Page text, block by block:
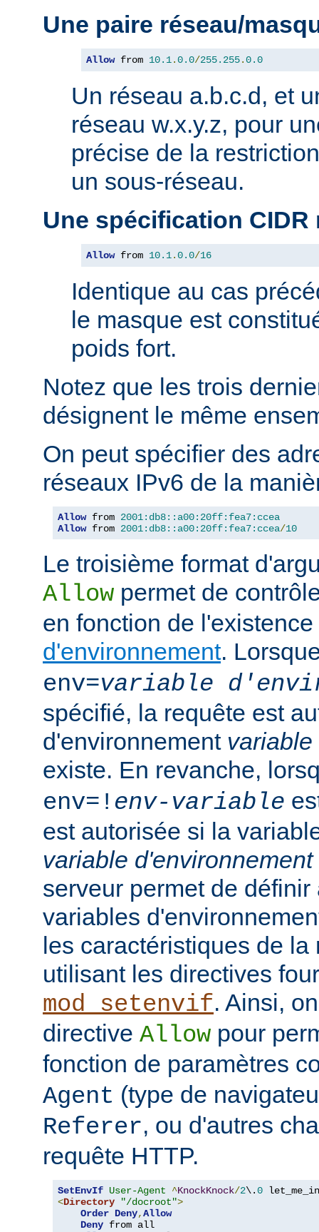
Une paire réseau/
Allow from 10.1.0.0/255.255.0.0
Un réseau a.b.c.d, et
réseau w.x.y.z, pour
précise de la
un sous-réseau.
Une spécification CIDR
Allow from 10.1.0.0/16
Identique au cas
le masque est
poids fort.
Notez que les trois
désignent le même
On peut spécifier des
réseaux IPv6 de la
Allow from 2001:db8::a00:20ff:fea7:ccea
Allow from 2001:db8::a00:20ff:fea7:ccea/10
Le troisième format
Allow permet de
en fonction de
d'environnement.
env=variable
spécifié, la requête est
d'environnement
existe. En revanche,
env=! env-variable
est autorisée si la
variable d'environnement
serveur permet de
variables
les caractéristiques de
utilisant les directives
mod_setenvif. Ainsi,
directive Allow pour
fonction de paramètres
Agent (type de
Referer, ou d'autres
requête HTTP.
SetEnvIf User-Agent ^KnockKnock/2\.0
<Directory "/docroot">
Order Deny,Allow
Deny from all